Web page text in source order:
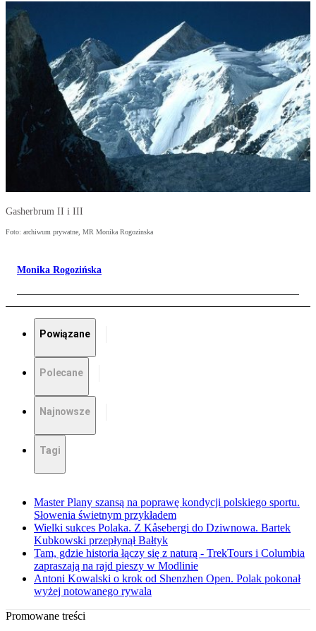
Gasherbrum II i III
Foto: archiwum prywatne, MR Monika Rogozinska
Monika Rogozińska
Powiązane
Polecane
Najnowsze
Tagi
Master Plany szansą na poprawę kondycji polskiego sportu.
Słowenia świetnym przykładem
Wielki sukces Polaka. Z Kåsebergi do Dziwnowa. Bartek
Kubkowski przepłynął Bałtyk
Tam, gdzie historia łączy się z naturą - TrekTours i Columbia
zapraszają na rajd pieszy w Modlinie
Antoni Kowalski o krok od Shenzhen Open. Polak pokonał
wyżej notowanego rywala
Promowane treści